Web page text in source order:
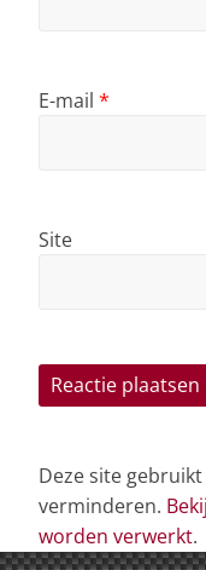
E-mail *
Site
Deze site
verminderen.
worden verwerkt.